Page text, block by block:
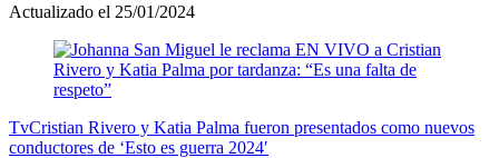
Actualizado el 25/01/2024
TvCristian Rivero y Katia Palma fueron presentados como nuevos
conductores de ‘Esto es guerra 2024′